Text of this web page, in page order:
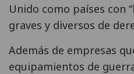
Unido como países con
graves y diversos de
Además de empresas
equipamientos de